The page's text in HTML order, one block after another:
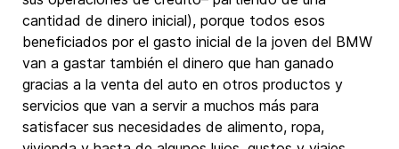
cantidad de dinero inicial), porque todos esos
beneficiados por el gasto inicial de la joven del BMW
van a gastar también el dinero que han ganado
gracias a la venta del auto en otros productos y
servicios que van a servir a muchos más para
satisfacer sus necesidades de alimento, ropa,